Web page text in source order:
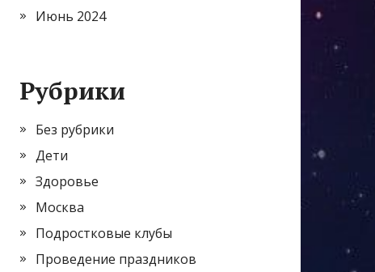
Июнь 2024
Рубрики
Без рубрики
Дети
Здоровье
Москва
Подростковые клубы
Проведение праздников